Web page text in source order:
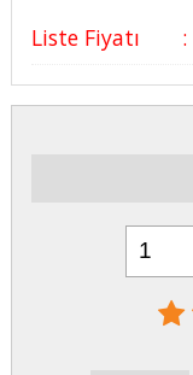
Liste Fiyatı :